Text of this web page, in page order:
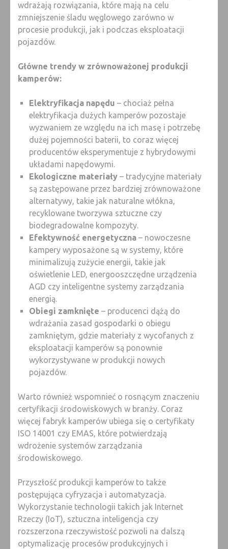
wdrażają rozwiązania, które mają na celu
zmniejszenie śladu węglowego zarówno w
procesie produkcji, jak i podczas eksploatacji
pojazdów.
Główne trendy w zrównoważonej produkcji
kamperów:
Elektryfikacja napędu – chociaż pełna
elektryfikacja dużych kamperów pozostaje
wyzwaniem ze względu na ich masę i potrzebę
dużej pojemności baterii, to coraz więcej
producentów eksperymentuje z hybrydowymi
układami napędowymi.
Ekologiczne materiały – tradycyjne materiały
są zastępowane przez bardziej zrównoważone
alternatywy, takie jak naturalne włókna,
recyklowane tworzywa sztuczne czy
biodegradowalne kompozyty.
Efektywność energetyczna – nowoczesne
kampery wyposażone są w systemy, które
minimalizują zużycie energii, takie jak
oświetlenie LED, energooszczędne urządzenia
AGD czy inteligentne systemy zarządzania
energią.
Obiegi zamknięte – producenci dążą do
wdrażania zasad gospodarki o obiegu
zamkniętym, gdzie materiały z wycofanych z
eksploatacji kamperów są ponownie
wykorzystywane w produkcji nowych
pojazdów.
Warto również wspomnieć o rosnącym znaczeniu
certyfikacji środowiskowych w branży. Coraz
więcej fabryk kamperów ubiega się o certyfikaty
ISO 14001 czy EMAS, które potwierdzają
wdrożenie systemów zarządzania
środowiskowego.
Przyszłość produkcji kamperów to także
postępująca cyfryzacja i automatyzacja.
Wykorzystanie technologii takich jak Internet
Rzeczy (IoT), sztuczna inteligencja czy
rozszerzona rzeczywistość pozwoli na dalszą
optymalizację procesów produkcyjnych i